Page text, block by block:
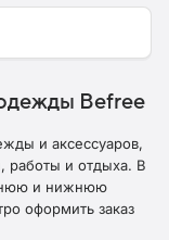
Befree
и аксессуаров,
работы и отдыха. В
и нижнюю
оформить заказ